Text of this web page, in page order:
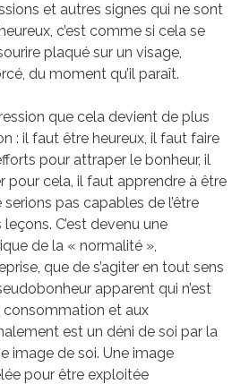
et autres signes qui ne sont
c’est comme si cela se
plaqué sur un visage,
du moment qu’il paraît.
que cela devient de plus
: il faut être heureux, il faut faire
pour attraper le bonheur, il
pour cela, il faut apprendre à être
pas capables de l’être
C’est devenu une
de la « normalité »,
que de s’agiter en tout sens
apparent qui n’est
consommation et aux
est un déni de soi par la
image de soi. Une image
pour être exploitée